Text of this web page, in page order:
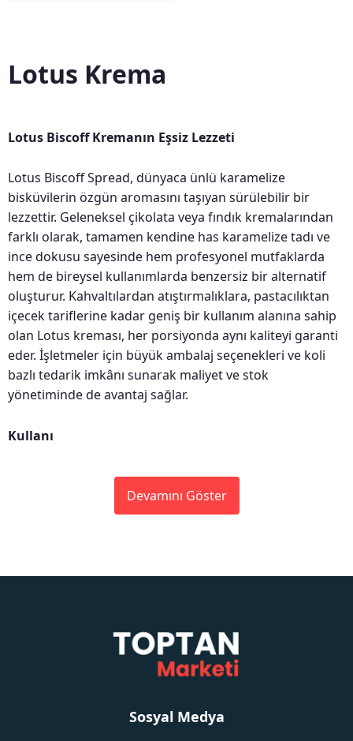
Lotus Krema
Lotus Biscoff Kremanın Eşsiz Lezzeti
Lotus Biscoff Spread, dünyaca ünlü karamelize
bisküvilerin özgün aromasını taşıyan sürülebilir bir
lezzettir. Geleneksel çikolata veya fındık kremalarından
farklı olarak, tamamen kendine has karamelize tadı ve
ince dokusu sayesinde hem profesyonel mutfaklarda
hem de bireysel kullanımlarda benzersiz bir alternatif
oluşturur. Kahvaltılardan atıştırmalıklara, pastacılıktan
içecek tariflerine kadar geniş bir kullanım alanına sahip
olan Lotus kreması, her porsiyonda aynı kaliteyi garanti
eder. İşletmeler için büyük ambalaj seçenekleri ve koli
bazlı tedarik imkânı sunarak maliyet ve stok
yönetiminde de avantaj sağlar.
Kullanı
Devamını Göster
Sosyal Medya